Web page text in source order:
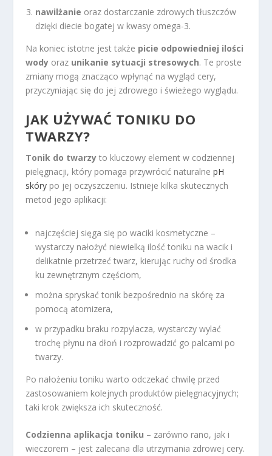
nawilżanie oraz dostarczanie zdrowych tłuszczów
dzięki diecie bogatej w kwasy omega-3.
Na koniec istotne jest także picie odpowiedniej ilości
wody oraz unikanie sytuacji stresowych. Te proste
zmiany mogą znacząco wpłynąć na wygląd cery,
przyczyniając się do jej zdrowego i świeżego wyglądu.
JAK UŻYWAĆ TONIKU DO
TWARZY?
Tonik do twarzy to kluczowy element w codziennej
pielęgnacji, który pomaga przywrócić naturalnepH
skóry po jej oczyszczeniu. Istnieje kilka skutecznych
metod jego aplikacji:
najczęściej sięga się po waciki kosmetyczne –
wystarczy nałożyć niewielką ilość toniku na wacik i
delikatnie przetrzeć twarz, kierując ruchy od środka
ku zewnętrznym częściom,
można spryskać tonik bezpośrednio na skórę za
pomocą atomizera,
w przypadku braku rozpylacza, wystarczy wylać
trochę płynu na dłoń i rozprowadzić go palcami po
twarzy.
Po nałożeniu toniku warto odczekać chwilę przed
zastosowaniem kolejnych produktów pielęgnacyjnych;
taki krok zwiększa ich skuteczność.
Codzienna aplikacja toniku – zarówno rano, jak i
wieczorem – jest zalecana dla utrzymania zdrowej cery.